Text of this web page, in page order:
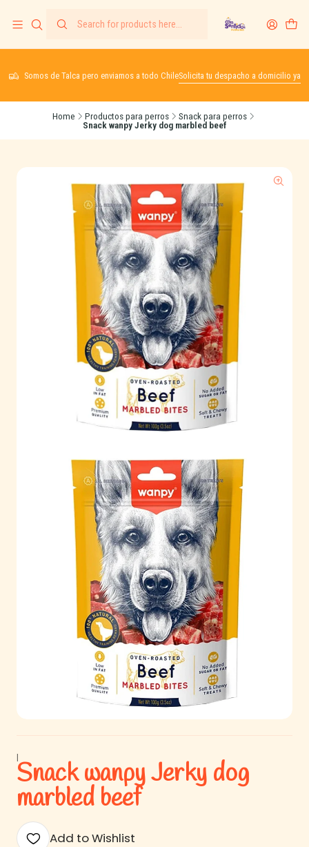
Somos de Talca pero enviamos a todo ChileSolicita tu despacho a domicilio ya
Home Productos para perros
Snack para perros
Snack wanpy Jerky dog marbled beef
|
Snack wanpy Jerky dog
marbled beef
Add to Wishlist